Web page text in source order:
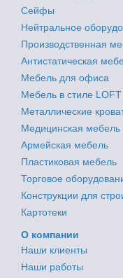
Сейфы
Нейтральное
Производственная
Антистатическая
Мебель для офиса
Мебель в стиле LOFT
Металлические
Медицинская мебель
Армейская мебель
Пластиковая мебель
Торговое
Конструкции для
Картотеки
О компании
Наши клиенты
Наши работы